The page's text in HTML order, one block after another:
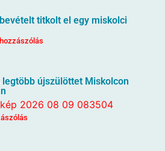
titkolt el egy miskolci
újszülöttet Miskolcon